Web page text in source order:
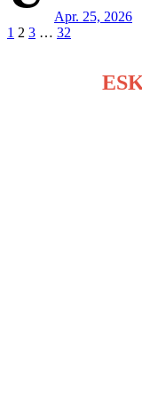
Apr. 25, 2026
1 2 3 … 32